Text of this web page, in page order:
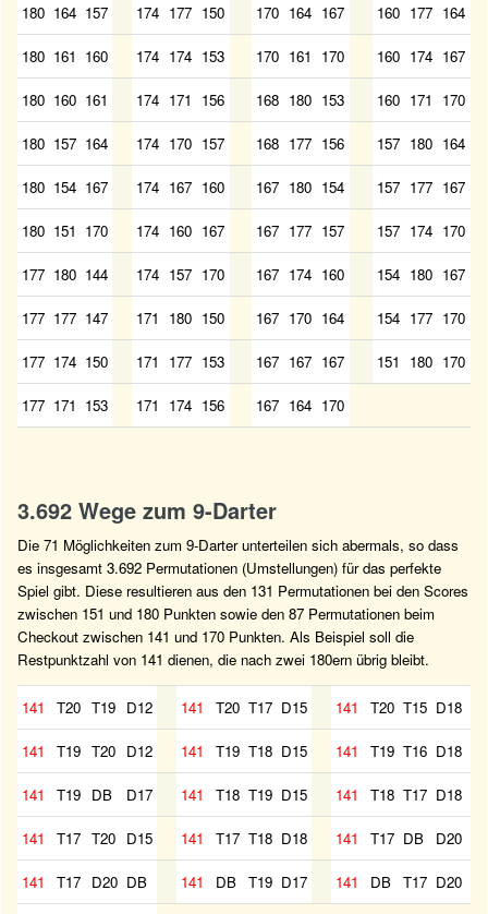
180 164 157 174 177 150 170 164 167 160 177 164
180 161 160 174 174 153 170 161 170 160 174 167
180 160 161 174 171 156 168 180 153 160 171 170
180 157 164 174 170 157 168 177 156 157 180 164
180 154 167 174 167 160 167 180 154 157 177 167
180 151 170 174 160 167 167 177 157 157 174 170
177 180 144 174 157 170 167 174 160 154 180 167
177 177 147 171 180 150 167 170 164 154 177 170
177 174 150 171 177 153 167 167 167 151 180 170
177 171 153 171 174 156 167 164 170
3.692 Wege zum 9-Darter
Die 71 Möglichkeiten zum 9-Darter unterteilen sich abermals, so dass
es insgesamt 3.692 Permutationen (Umstellungen) für das perfekte
Spiel gibt. Diese resultieren aus den 131 Permutationen bei den Scores
zwischen 151 und 180 Punkten sowie den 87 Permutationen beim
Checkout zwischen 141 und 170 Punkten. Als Beispiel soll die
Restpunktzahl von 141 dienen, die nach zwei 180ern übrig bleibt.
141 T20 T19 D12 141 T20 T17 D15 141 T20 T15 D18
141 T19 T20 D12 141 T19 T18 D15 141 T19 T16 D18
141 T19 DB D17 141 T18 T19 D15 141 T18 T17 D18
141 T17 T20 D15 141 T17 T18 D18 141 T17 DB D20
141 T17 D20 DB 141 DB T19 D17 141 DB T17 D20